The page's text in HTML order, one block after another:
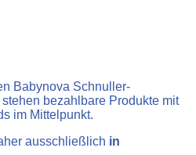
Babynova Schnuller-
bezahlbare Produkte mit
im Mittelpunkt.
ausschließlich in